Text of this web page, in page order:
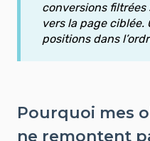
conversions
vers la page ciblée.
positions dans
Pourquoi mes
ne remontent